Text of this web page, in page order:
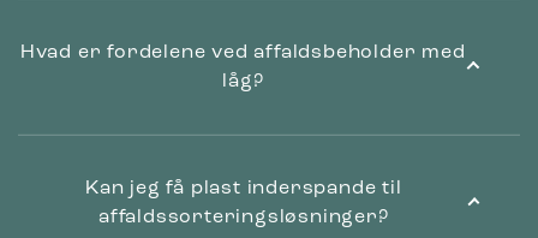
Hvad er fordelene ved affaldsbeholder med
låg?
Kan jeg få plast inderspande til
affaldssorteringsløsninger?